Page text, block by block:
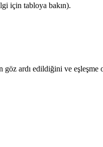
için tabloya bakın).
ardı edildiğini ve eşleşme